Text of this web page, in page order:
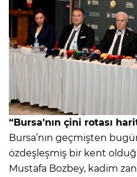
“Bursa'nın çini rotası
Bursa’nın geçmişten
özdeşleşmiş bir kent
Mustafa Bozbey, kadim